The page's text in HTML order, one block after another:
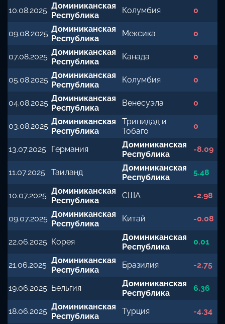
10.08.2025 Доминиканская
Республика
Колумбия 0
09.08.2025 Доминиканская
Республика
Мексика 0
07.08.2025 Доминиканская
Республика
Канада 0
05.08.2025 Доминиканская
Республика
Колумбия 0
04.08.2025 Доминиканская
Республика
Венесуэла 0
03.08.2025 Доминиканская
Республика
Тринидад и
Тобаго
0
13.07.2025 Германия
Доминиканская
Республика
-8.09
11.07.2025 Таиланд
Доминиканская
Республика
5.48
10.07.2025 Доминиканская
Республика
США -2.98
09.07.2025 Доминиканская
Республика
Китай -0.08
22.06.2025 Корея
Доминиканская
Республика
0.01
21.06.2025 Доминиканская
Республика
Бразилия -2.75
19.06.2025 Бельгия
Доминиканская
Республика
6.36
18.06.2025 Доминиканская
Республика
Турция -4.34